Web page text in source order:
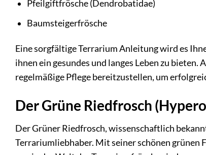
Pfeilgiftfrösche (Dendrobatidae)
Baumsteigerfrösche
Eine sorgfältige Terrarium Anleitung wird es
ihnen ein gesundes und langes Leben zu bieten.
regelmäßige Pflege bereitzustellen, um
Der Grüne Riedfrosch
Der Grüner Riedfrosch, wissenschaftlich
Terrariumliebhaber. Mit seiner schönen grünen